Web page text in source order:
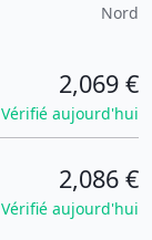
Nord
2,069 €
Vérifié aujourd'hui
2,086 €
Vérifié aujourd'hui